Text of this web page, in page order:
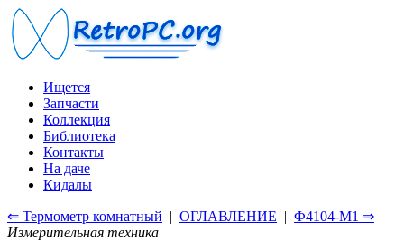
Ищется
Запчасти
Коллекция
Библиотека
Контакты
На даче
Кидалы
⇐ Термометр комнатный | ОГЛАВЛЕНИЕ | Ф4104-М1 ⇒
Измерительная техника